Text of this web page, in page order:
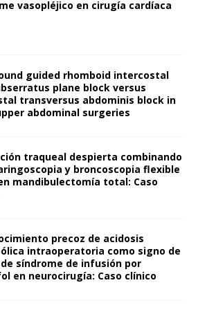
vasopléjico en cirugía cardíaca
guided rhomboid intercostal
plane block versus
transversus abdominis block in
abdominal surgeries
traqueal despierta combinando
y broncoscopia flexible
mandibulectomía total: Caso
precoz de acidosis
intraoperatoria como signo de
síndrome de infusión por
en neurocirugía: Caso clínico